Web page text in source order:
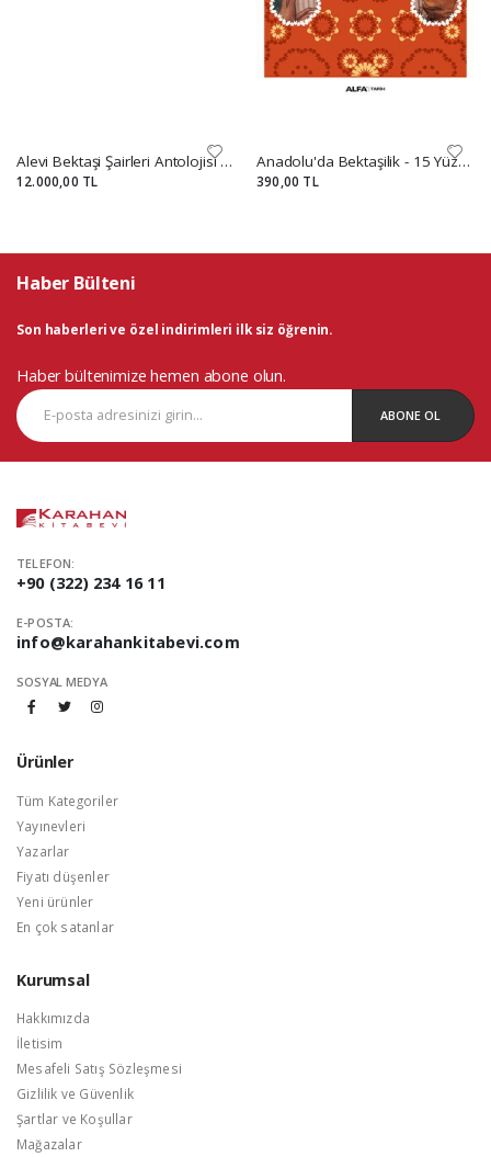
Alevi Bektaşi Şairleri Antolojisi 11 cilt
12.000,00 TL
Anadolu'da Bektaşilik - 15 Yüzyıl Sonlarından 1826 Yılına Kadar
390,00 TL
Haber Bülteni
Son haberleri ve özel indirimleri ilk siz öğrenin.
Haber bültenimize hemen abone olun.
ABONE OL
TELEFON:
+90 (322) 234 16 11
E-POSTA:
info@karahankitabevi.com
SOSYAL MEDYA
Ürünler
Tüm Kategoriler
Yayınevleri
Yazarlar
Fiyatı düşenler
Yeni ürünler
En çok satanlar
Kurumsal
Hakkımızda
İletisim
Mesafeli Satış Sözleşmesi
Gizlilik ve Güvenlik
Şartlar ve Koşullar
Mağazalar